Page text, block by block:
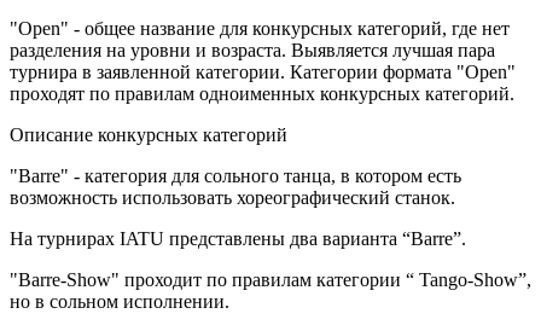
"Open" - общее название для конкурсных категорий, где нет
разделения на уровни и возраста. Выявляется лучшая пара
турнира в заявленной категории. Категории формата "Open"
проходят по правилам одноименных конкурсных категорий.
Описание конкурсных категорий
"Barre" - категория для сольного танца, в котором есть
возможность использовать хореографический станок.
На турнирах IATU представлены два варианта “Barre”.
"Barre-Show" проходит по правилам категории “ Tango-Show”,
но в сольном исполнении.